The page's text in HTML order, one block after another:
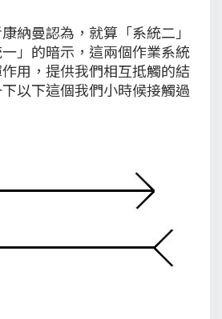
納曼認為，就算「系統二」
」的暗示，這兩個作業系統
用，提供我們相互抵觸的結
以下這個我們小時候接觸過